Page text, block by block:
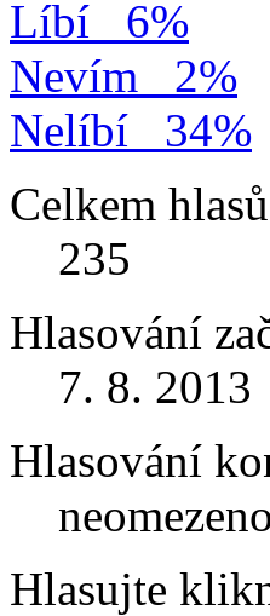
Líbí
6%
Nevím
2%
Nelíbí
34%
Celkem
235
Hlasování
7. 8. 2013
Hlasování
neomezeno
Hlasujte